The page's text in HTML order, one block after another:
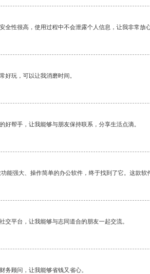
全性很高，使用过程中不会泄露个人信息，让我非常放心
好玩，可以让我消磨时间。
好帮手，让我能够与朋友保持联系，分享生活点滴。
能强大、操作简单的办公软件，终于找到了它。这款
交平台，让我能够与志同道合的朋友一起交流。
务顾问，让我能够省钱又省心。